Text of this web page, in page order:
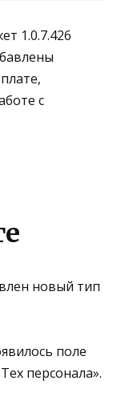
1.0.7.426
с
новый тип
поле
персонала».